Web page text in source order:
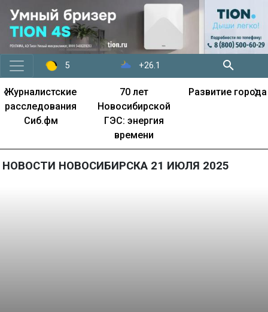
5 +26.1
Журналистские
расследования
Сиб.фм
70 лет
Новосибирской
ГЭС: энергия
времени
Развитие города
‹ ›
НОВОСТИ НОВОСИБИРСКА 21 ИЮЛЯ 2025